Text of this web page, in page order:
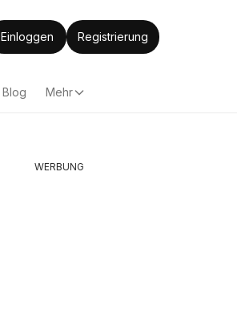
Einloggen Registrierung
Blog Mehr
WERBUNG